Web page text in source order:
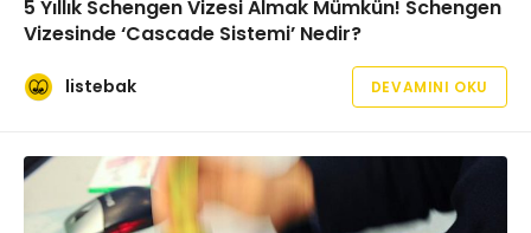
5 Yıllık Schengen Vizesi Almak Mümkün! Schengen
Vizesinde ‘Cascade Sistemi’ Nedir?
listebak DEVAMINI OKU